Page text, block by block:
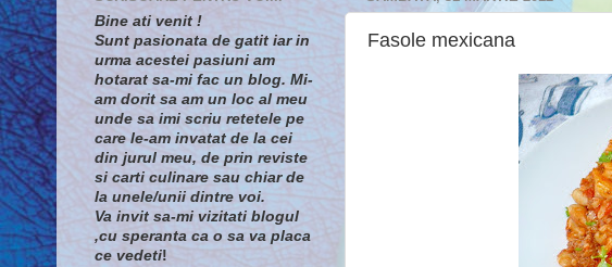
Fasole mexicana
Bine ati venit !
Sunt pasionata de gatit iar in
urma acestei pasiuni am
hotarat sa-mi fac un blog. Mi-
am dorit sa am un loc al meu
unde sa imi scriu retetele pe
care le-am invatat de la cei
din jurul meu, de prin reviste
si carti culinare sau chiar de
la unele/unii dintre voi.
Va invit sa-mi vizitati blogul
,cu speranta ca o sa va placa
ce vedeti!